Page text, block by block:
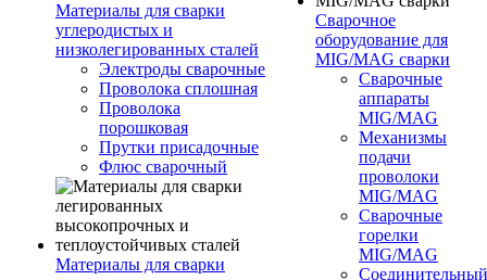
Материалы для сварки
углеродистых и
низколегированных сталей
Электроды сварочные
Проволока сплошная
Проволока
порошковая
Прутки присадочные
Флюс сварочный
Материалы для сварки
Сварочное
оборудование для
MIG/MAG сварки
Сварочные
аппараты
MIG/MAG
Механизмы
подачи
проволоки
MIG/MAG
Сварочные
горелки
MIG/MAG
Соединительный